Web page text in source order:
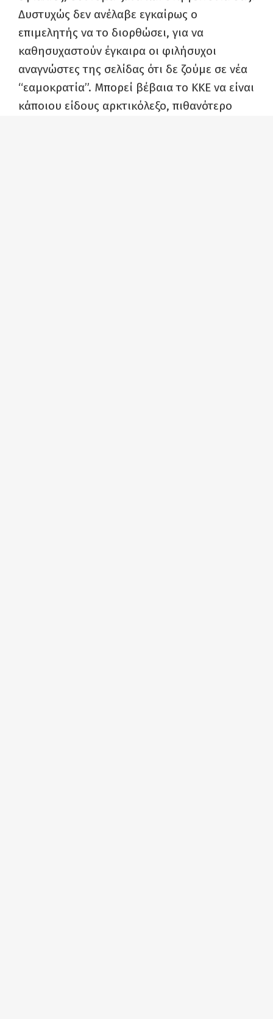
Δυστυχώς δεν ανέλαβε εγκαίρως ο
επιμελητής να το διορθώσει, για να
καθησυχαστούν έγκαιρα οι φιλήσυχοι
αναγνώστες της σελίδας ότι δε ζούμε σε νέα
“εαμοκρατία”. Μπορεί βέβαια το ΚΚΕ να είναι
κάποιου είδους αρκτικόλεξο, πιθανότερο